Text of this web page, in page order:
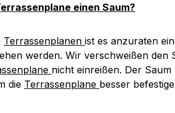
einen Saum?
Terrassenplanen ist es anzuraten
werden. Wir verschweißen den
nicht einreißen. Der Saum
die Terrassenplane besser